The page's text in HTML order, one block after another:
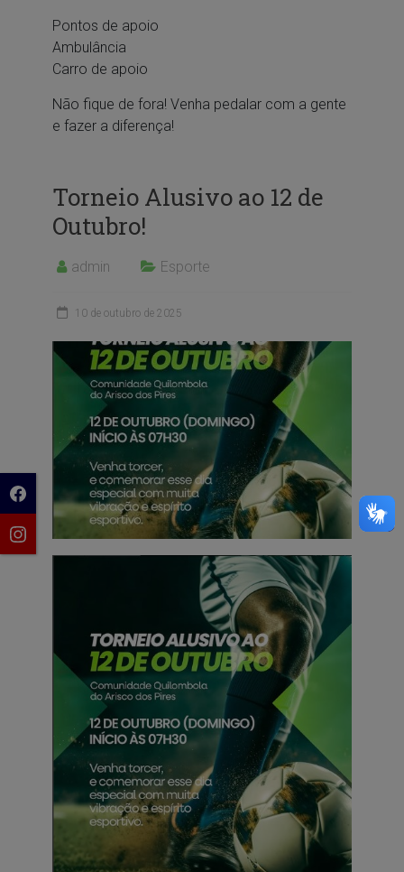
Pontos de apoio
Ambulância
Carro de apoio
Não fique de fora! Venha pedalar com a gente
e fazer a diferença!
Torneio Alusivo ao 12 de
Outubro!
admin Esporte
10 de outubro de 2025